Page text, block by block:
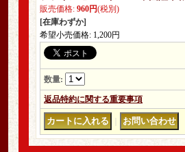
販売価格: 960円(税別)
[在庫わずか]
希望小売価格: 1,200円
数量:
返品特約に関する重要事項